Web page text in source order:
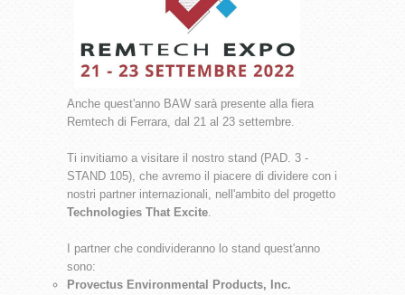
Anche quest'anno BAW sarà presente alla fiera
Remtech di Ferrara, dal 21 al 23 settembre.
Ti invitiamo a visitare il nostro stand (PAD. 3 -
STAND 105), che avremo il piacere di dividere con i
nostri partner internazionali, nell'ambito del progetto
Technologies That Excite.
I partner che condivideranno lo stand quest'anno
sono:
Provectus Environmental Products, Inc.